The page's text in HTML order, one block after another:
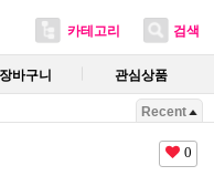
카테고리 검색
장바구니 관심상품
Recent
0